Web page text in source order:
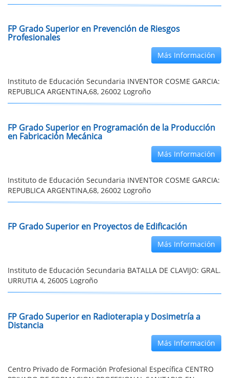
FP Grado Superior en Prevención de Riesgos
Profesionales
Más Información
Instituto de Educación Secundaria INVENTOR COSME GARCIA:
REPUBLICA ARGENTINA,68, 26002 Logroño
FP Grado Superior en Programación de la Producción
en Fabricación Mecánica
Más Información
Instituto de Educación Secundaria INVENTOR COSME GARCIA:
REPUBLICA ARGENTINA,68, 26002 Logroño
FP Grado Superior en Proyectos de Edificación
Más Información
Instituto de Educación Secundaria BATALLA DE CLAVIJO: GRAL.
URRUTIA 4, 26005 Logroño
FP Grado Superior en Radioterapia y Dosimetría a
Distancia
Más Información
Centro Privado de Formación Profesional Específica CENTRO